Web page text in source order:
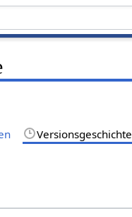
Versionsgeschichte